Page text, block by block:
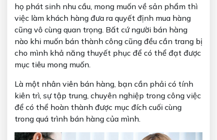
họ phát sinh nhu cầu, mong muốn về sản phẩm thì
việc làm khách hàng đưa ra quyết định mua hàng
cũng vô cùng quan trọng. Bất cứ người bán hàng
nào khi muốn bán thành công cũng đều cần trang bị
cho mình khả năng thuyết phục để có thể đạt được
mục tiêu mong muốn.
Là một nhân viên bán hàng, bạn cần phải có tính
kiên trì, sự tập trung, chuyên nghiệp trong công việc
để có thể hoàn thành được mục đích cuối cùng
trong quá trình bán hàng của mình.